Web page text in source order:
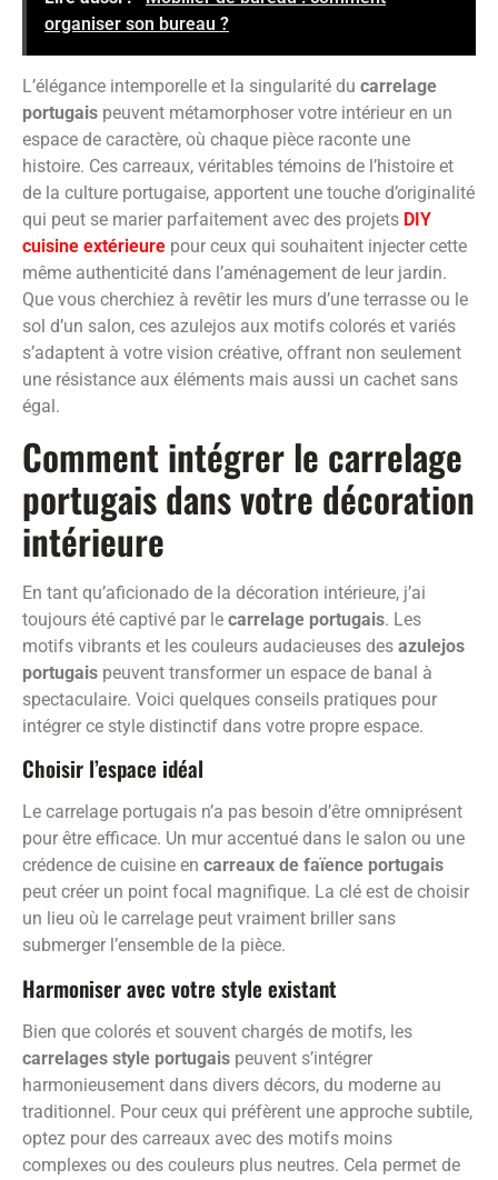
organiser son bureau ?
L’élégance intemporelle et la singularité du carrelage
portugais peuvent métamorphoser votre intérieur en un
espace de caractère, où chaque pièce raconte une
histoire. Ces carreaux, véritables témoins de l’histoire et
de la culture portugaise, apportent une touche d’originalité
qui peut se marier parfaitement avec des projets DIY
cuisine extérieure pour ceux qui souhaitent injecter cette
même authenticité dans l’aménagement de leur jardin.
Que vous cherchiez à revêtir les murs d’une terrasse ou le
sol d’un salon, ces azulejos aux motifs colorés et variés
s’adaptent à votre vision créative, offrant non seulement
une résistance aux éléments mais aussi un cachet sans
égal.
Comment intégrer le carrelage
portugais dans votre décoration
intérieure
En tant qu’aficionado de la décoration intérieure, j’ai
toujours été captivé par le carrelage portugais. Les
motifs vibrants et les couleurs audacieuses des azulejos
portugais peuvent transformer un espace de banal à
spectaculaire. Voici quelques conseils pratiques pour
intégrer ce style distinctif dans votre propre espace.
Choisir l’espace idéal
Le carrelage portugais n’a pas besoin d’être omniprésent
pour être efficace. Un mur accentué dans le salon ou une
crédence de cuisine en carreaux de faïence portugais
peut créer un point focal magnifique. La clé est de choisir
un lieu où le carrelage peut vraiment briller sans
submerger l’ensemble de la pièce.
Harmoniser avec votre style existant
Bien que colorés et souvent chargés de motifs, les
carrelages style portugais peuvent s’intégrer
harmonieusement dans divers décors, du moderne au
traditionnel. Pour ceux qui préfèrent une approche subtile,
optez pour des carreaux avec des motifs moins
complexes ou des couleurs plus neutres. Cela permet de